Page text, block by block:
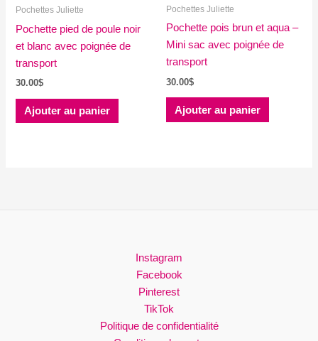
Pochettes Juliette
Pochette pied de poule noir
et blanc avec poignée de
transport
30.00$
Ajouter au panier
Pochettes Juliette
Pochette pois brun et aqua –
Mini sac avec poignée de
transport
30.00$
Ajouter au panier
Instagram
Facebook
Pinterest
TikTok
Politique de confidentialité